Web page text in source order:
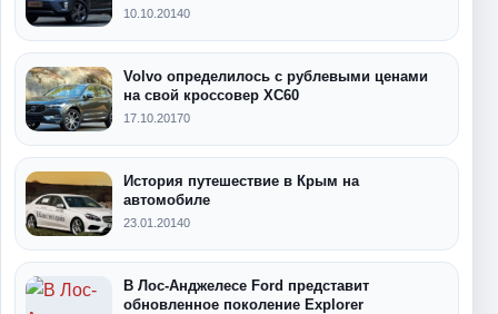
10.10.20140
Volvo определилось с рублевыми ценами
на свой кроссовер XC60
17.10.20170
История путешествие в Крым на
автомобиле
23.01.20140
В Лос-Анджелесе Ford представит
обновленное поколение Explorer